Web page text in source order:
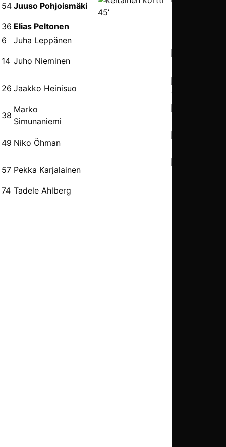
54 Juuso Pohjoismäki
45’
36 Elias Peltonen
6
Juha Leppänen
14 Juho Nieminen
26 Jaakko Heinisuo
77’
38
Marko
Simunaniemi
49 Niko Öhman
57 Pekka Karjalainen
74 Tadele Ahlberg